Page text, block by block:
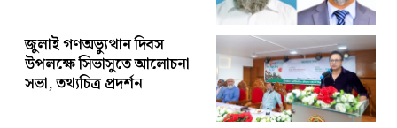
জুলাই গণঅভ্যুত্থান দিবস
উপলক্ষে সিভাসুতে আলোচনা
সভা, তথ্যচিত্র প্রদর্শন